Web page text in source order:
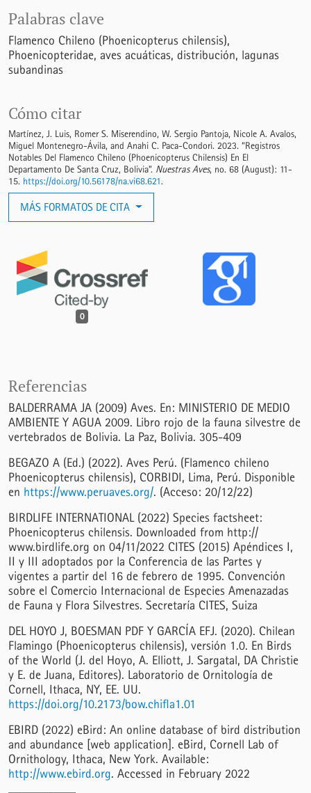
Palabras clave
Flamenco Chileno (Phoenicopterus chilensis)
Phoenicopteridae aves acuáticas distribución lagunas
subandinas
Cómo citar
Martínez, J. Luis, Romer S. Miserendino, W. Sergio Pantoja, Nicole A. Avalos,
Miguel Montenegro-Ávila, and Anahi C. Paca-Condori. 2023. “Registros
Notables Del Flamenco Chileno (Phoenicopterus Chilensis) En El
Departamento De Santa Cruz, Bolivia”. Nuestras Aves, no. 68 (August): 11-
15. https://doi.org/10.56178/na.vi68.621.
MÁS FORMATOS DE CITA
0
Referencias
BALDERRAMA JA (2009) Aves. En: MINISTERIO DE MEDIO
AMBIENTE Y AGUA 2009. Libro rojo de la fauna silvestre de
vertebrados de Bolivia. La Paz, Bolivia. 305-409
BEGAZO A (Ed.) (2022). Aves Perú. (Flamenco chileno
Phoenicopterus chilensis), CORBIDI, Lima, Perú. Disponible
en https://www.peruaves.org/. (Acceso: 20/12/22)
BIRDLIFE INTERNATIONAL (2022) Species factsheet:
Phoenicopterus chilensis. Downloaded from http://
www.birdlife.org on 04/11/2022 CITES (2015) Apéndices I,
II y III adoptados por la Conferencia de las Partes y
vigentes a partir del 16 de febrero de 1995. Convención
sobre el Comercio Internacional de Especies Amenazadas
de Fauna y Flora Silvestres. Secretaría CITES, Suiza
DEL HOYO J, BOESMAN PDF Y GARCÍA EFJ. (2020). Chilean
Flamingo (Phoenicopterus chilensis), versión 1.0. En Birds
of the World (J. del Hoyo, A. Elliott, J. Sargatal, DA Christie
y E. de Juana, Editores). Laboratorio de Ornitología de
Cornell, Ithaca, NY, EE. UU.
https://doi.org/10.2173/bow.chifla1.01
EBIRD (2022) eBird: An online database of bird distribution
and abundance [web application]. eBird, Cornell Lab of
Ornithology, Ithaca, New York. Available:
http://www.ebird.org. Accessed in February 2022